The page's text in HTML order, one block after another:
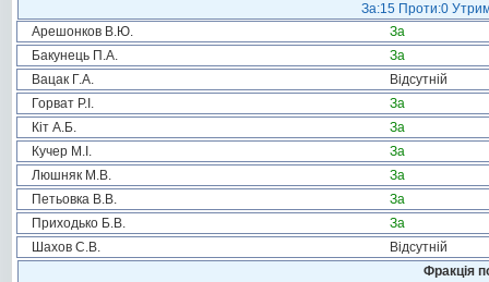
За:15 Проти:0
Арешонков В.Ю.
За
Бакунець П.А.
За
Вацак Г.А.
Відсутній
Горват Р.І.
За
Кіт А.Б.
За
Кучер М.І.
За
Люшняк М.В.
За
Петьовка В.В.
За
Приходько Б.В.
За
Шахов С.В.
Відсутній
Фракція